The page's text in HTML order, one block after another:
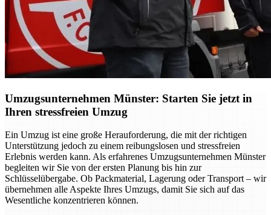
Umzugsunternehmen Münster: Starten Sie jetzt in
Ihren stressfreien Umzug
Ein Umzug ist eine große Herauforderung, die mit der richtigen
Unterstützung jedoch zu einem reibungslosen und stressfreien
Erlebnis werden kann. Als erfahrenes Umzugsunternehmen Münster
begleiten wir Sie von der ersten Planung bis hin zur
Schlüsselübergabe. Ob Packmaterial, Lagerung oder Transport – wir
übernehmen alle Aspekte Ihres Umzugs, damit Sie sich auf das
Wesentliche konzentrieren können.